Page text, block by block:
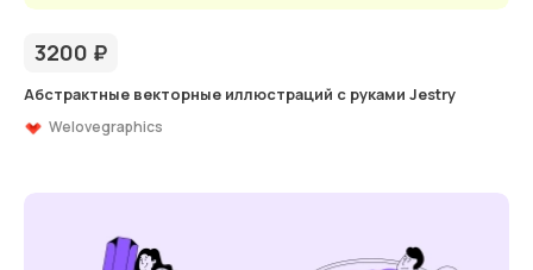
3200 ₽
Абстрактные векторные иллюстраций с руками Jestry
Welovegraphics